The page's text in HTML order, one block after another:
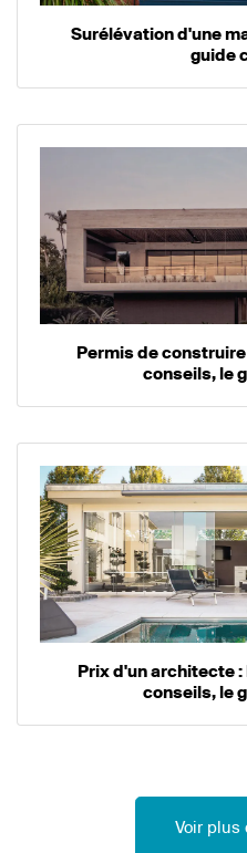
Surélévation d'une
guide
Permis de
conseils, le
Prix d'un architecte
conseils, le
Voir plus